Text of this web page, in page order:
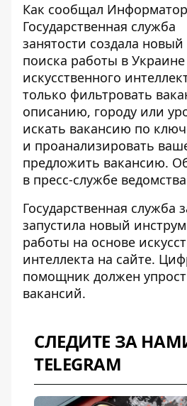
Как сообщал
Государственная служба
занятости создала
поиска работы в
искусственного
только фильтровать
описанию, городу или
искать вакансию по
и проанализировать
предложить вакансию.
в пресс-службе
Государственная служба
запустила новый
работы на основе
интеллекта на сайте.
помощник должен
вакансий.
СЛЕДИТЕ ЗА
TELEGRAM